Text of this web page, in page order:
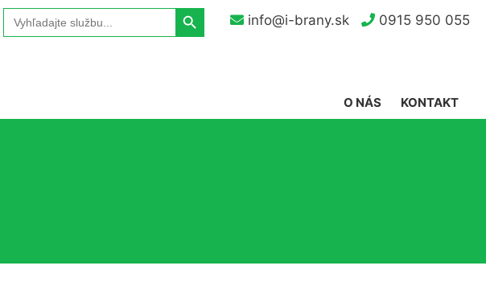
info@i-brany.sk 0915 950 055
Search
for:
Search Button
KONTAKT
O NÁS